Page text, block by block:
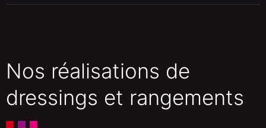
Nos réalisations de
dressings et rangements